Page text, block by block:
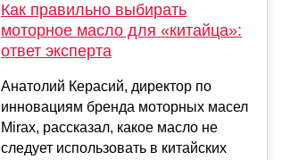
Как правильно выбирать
моторное масло для «китайца»:
ответ эксперта
Анатолий Керасий, директор по
инновациям бренда моторных масел
Mirax, рассказал, какое масло не
следует использовать в китайских